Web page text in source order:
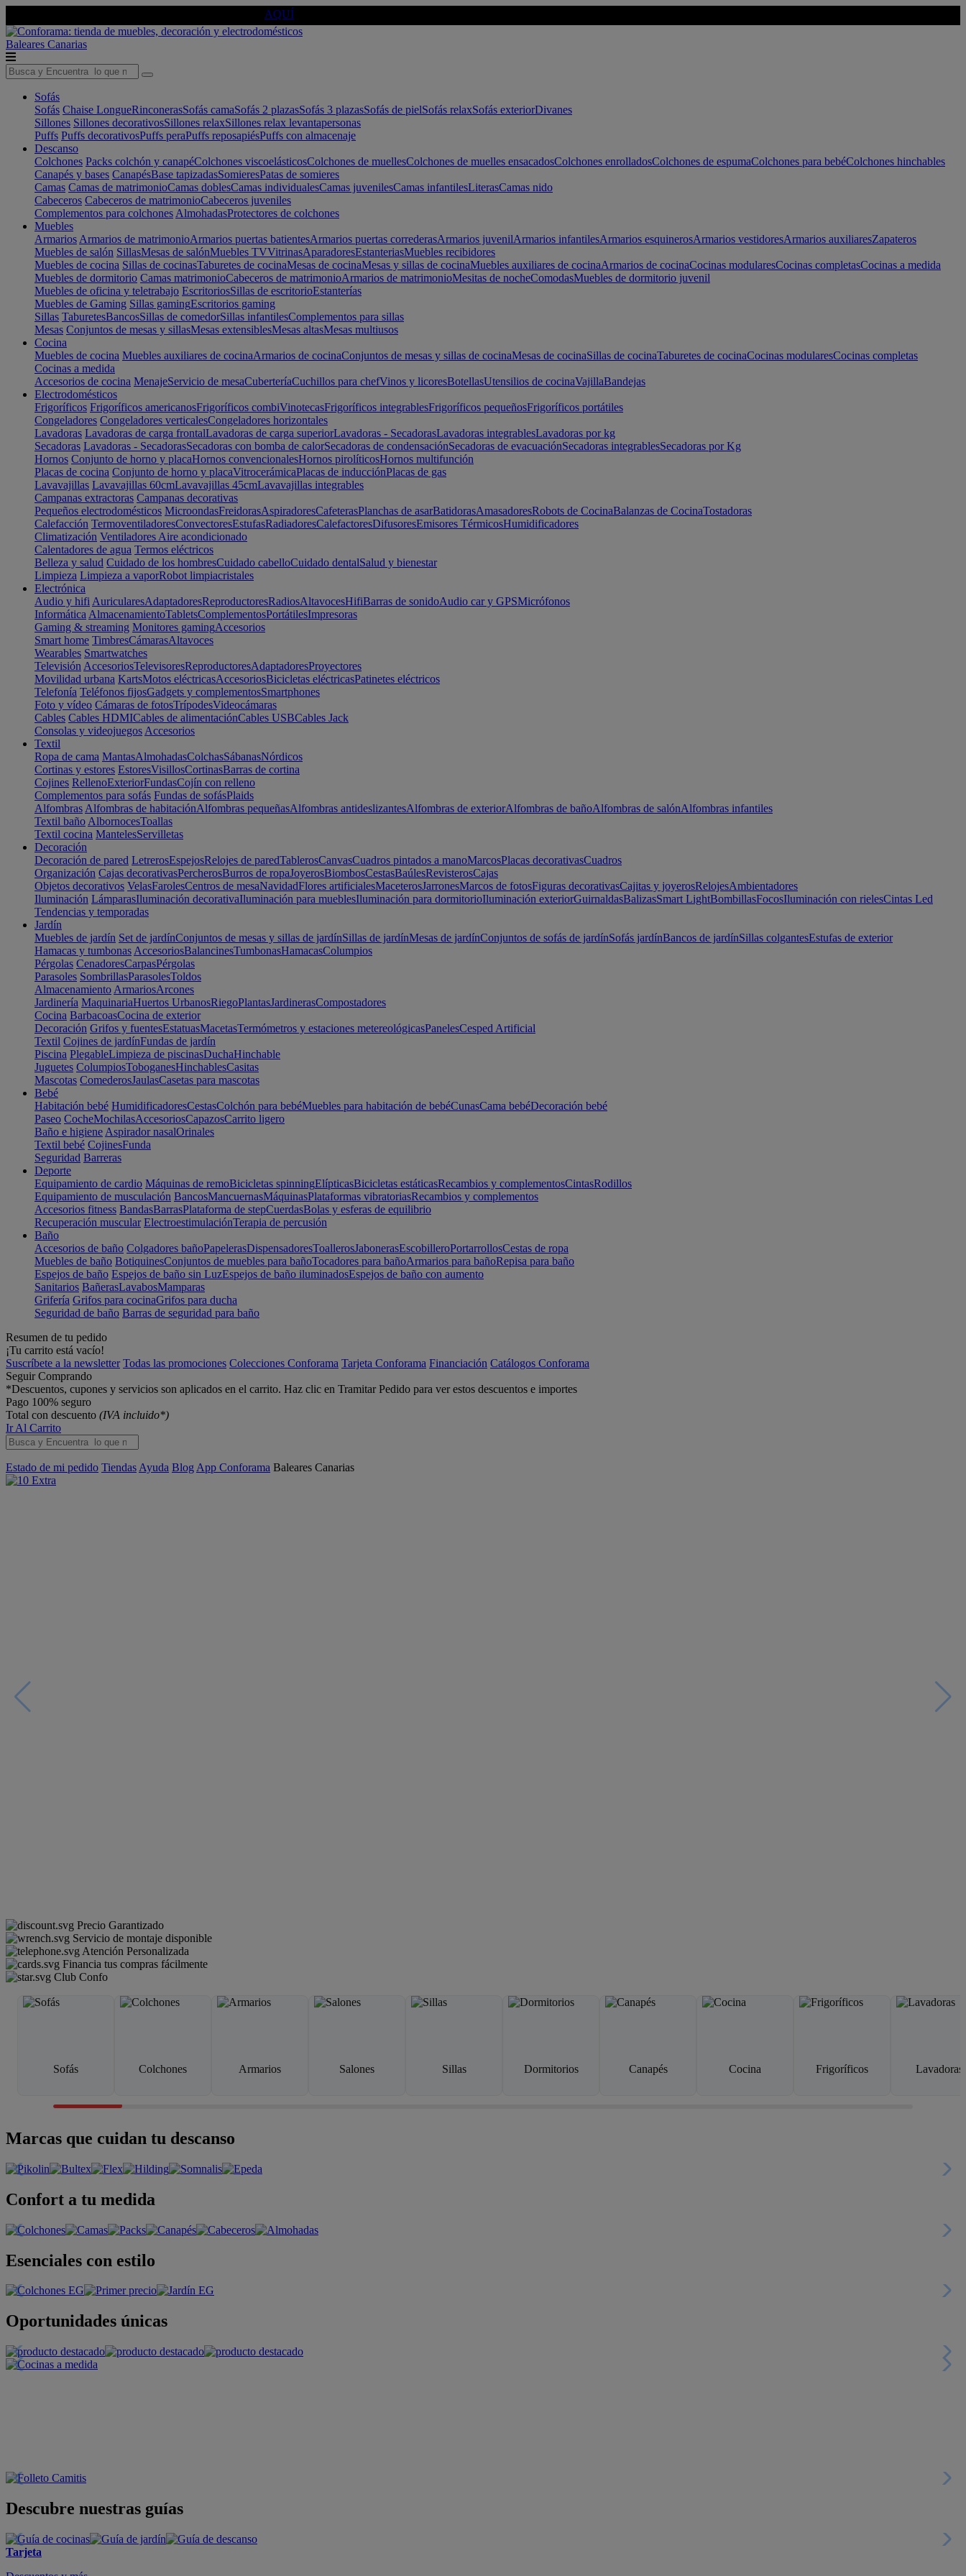
AQUÍ
Baleares Canarias
Sofás
Sofás Chaise LongueRinconerasSofás camaSofás 2 plazasSofás 3 plazasSofás de pielSofás relaxSofás exteriorDivanes
Sillones Sillones decorativosSillones relaxSillones relax levantapersonas
Puffs Puffs decorativosPuffs peraPuffs reposapiésPuffs con almacenaje
Descanso
Colchones Packs colchón y canapéColchones viscoelásticosColchones de muellesColchones de muelles ensacadosColchones enrolladosColchones de espumaColchones para bebéColchones hinchables
Canapés y bases CanapésBase tapizadasSomieresPatas de somieres
Camas Camas de matrimonioCamas doblesCamas individualesCamas juvenilesCamas infantilesLiterasCamas nido
Cabeceros Cabeceros de matrimonioCabeceros juveniles
Complementos para colchones AlmohadasProtectores de colchones
Muebles
Armarios Armarios de matrimonioArmarios puertas batientesArmarios puertas correderasArmarios juvenilArmarios infantilesArmarios esquinerosArmarios vestidoresArmarios auxiliaresZapateros
Muebles de salón SillasMesas de salónMuebles TVVitrinasAparadoresEstanteriasMuebles recibidores
Muebles de cocina Sillas de cocinasTaburetes de cocinaMesas de cocinaMesas y sillas de cocinaMuebles auxiliares de cocinaArmarios de cocinaCocinas modularesCocinas completasCocinas a medida
Muebles de dormitorio Camas matrimonioCabeceros de matrimonioArmarios de matrimonioMesitas de nocheComodasMuebles de dormitorio juvenil
Muebles de oficina y teletrabajo EscritoriosSillas de escritorioEstanterías
Muebles de Gaming Sillas gamingEscritorios gaming
Sillas TaburetesBancosSillas de comedorSillas infantilesComplementos para sillas
Mesas Conjuntos de mesas y sillasMesas extensiblesMesas altasMesas multiusos
Cocina
Muebles de cocina Muebles auxiliares de cocinaArmarios de cocinaConjuntos de mesas y sillas de cocinaMesas de cocinaSillas de cocinaTaburetes de cocinaCocinas modularesCocinas completas
Cocinas a medida
Accesorios de cocina MenajeServicio de mesaCuberteríaCuchillos para chefVinos y licoresBotellasUtensilios de cocinaVajillaBandejas
Electrodomésticos
Frigoríficos Frigoríficos americanosFrigoríficos combiVinotecasFrigoríficos integrablesFrigoríficos pequeñosFrigoríficos portátiles
Congeladores Congeladores verticalesCongeladores horizontales
Lavadoras Lavadoras de carga frontalLavadoras de carga superiorLavadoras - SecadorasLavadoras integrablesLavadoras por kg
Secadoras Lavadoras - SecadorasSecadoras con bomba de calorSecadoras de condensaciónSecadoras de evacuaciónSecadoras integrablesSecadoras por Kg
Hornos Conjunto de horno y placaHornos convencionalesHornos pirolíticosHornos multifunción
Placas de cocina Conjunto de horno y placaVitrocerámicaPlacas de inducciónPlacas de gas
Lavavajillas Lavavajillas 60cmLavavajillas 45cmLavavajillas integrables
Campanas extractoras Campanas decorativas
Pequeños electrodomésticos MicroondasFreidorasAspiradoresCafeterasPlanchas de asarBatidorasAmasadoresRobots de CocinaBalanzas de CocinaTostadoras
Calefacción TermoventiladoresConvectoresEstufasRadiadoresCalefactoresDifusoresEmisores TérmicosHumidificadores
Climatización Ventiladores Aire acondicionado
Calentadores de agua Termos eléctricos
Belleza y salud Cuidado de los hombresCuidado cabelloCuidado dentalSalud y bienestar
Limpieza Limpieza a vaporRobot limpiacristales
Electrónica
Audio y hifi AuricularesAdaptadoresReproductoresRadiosAltavocesHifiBarras de sonidoAudio car y GPSMicrófonos
Informática AlmacenamientoTabletsComplementosPortátilesImpresoras
Gaming & streaming Monitores gamingAccesorios
Smart home TimbresCámarasAltavoces
Wearables Smartwatches
Televisión AccesoriosTelevisoresReproductoresAdaptadoresProyectores
Movilidad urbana KartsMotos eléctricasAccesoriosBicicletas eléctricasPatinetes eléctricos
Telefonía Teléfonos fijosGadgets y complementosSmartphones
Foto y vídeo Cámaras de fotosTrípodesVideocámaras
Cables Cables HDMICables de alimentaciónCables USBCables Jack
Consolas y videojuegos Accesorios
Textil
Ropa de cama MantasAlmohadasColchasSábanasNórdicos
Cortinas y estores EstoresVisillosCortinasBarras de cortina
Cojines RellenoExteriorFundasCojín con relleno
Complementos para sofás Fundas de sofásPlaids
Alfombras Alfombras de habitaciónAlfombras pequeñasAlfombras antideslizantesAlfombras de exteriorAlfombras de bañoAlfombras de salónAlfombras infantiles
Textil baño AlbornocesToallas
Textil cocina MantelesServilletas
Decoración
Decoración de pared LetrerosEspejosRelojes de paredTablerosCanvasCuadros pintados a manoMarcosPlacas decorativasCuadros
Organización Cajas decorativasPercherosBurros de ropaJoyerosBiombosCestasBaúlesRevisterosCajas
Objetos decorativos VelasFarolesCentros de mesaNavidadFlores artificialesMaceterosJarronesMarcos de fotosFiguras decorativasCajitas y joyerosRelojesAmbientadores
Iluminación LámparasIluminación decorativaIluminación para mueblesIluminación para dormitorioIluminación exteriorGuirnaldasBalizasSmart LightBombillasFocosIluminación con rielesCintas Led
Tendencias y temporadas
Jardín
Muebles de jardín Set de jardínConjuntos de mesas y sillas de jardínSillas de jardínMesas de jardínConjuntos de sofás de jardínSofás jardínBancos de jardínSillas colgantesEstufas de exterior
Hamacas y tumbonas AccesoriosBalancinesTumbonasHamacasColumpios
Pérgolas CenadoresCarpasPérgolas
Parasoles SombrillasParasolesToldos
Almacenamiento ArmariosArcones
Jardinería MaquinariaHuertos UrbanosRiegoPlantasJardinerasCompostadores
Cocina BarbacoasCocina de exterior
Decoración Grifos y fuentesEstatuasMacetasTermómetros y estaciones metereológicasPanelesCesped Artificial
Textil Cojines de jardínFundas de jardín
Piscina PlegableLimpieza de piscinasDuchaHinchable
Juguetes ColumpiosToboganesHinchablesCasitas
Mascotas ComederosJaulasCasetas para mascotas
Bebé
Habitación bebé HumidificadoresCestasColchón para bebéMuebles para habitación de bebéCunasCama bebéDecoración bebé
Paseo CocheMochilasAccesoriosCapazosCarrito ligero
Baño e higiene Aspirador nasalOrinales
Textil bebé CojinesFunda
Seguridad Barreras
Deporte
Equipamiento de cardio Máquinas de remoBicicletas spinningElípticasBicicletas estáticasRecambios y complementosCintasRodillos
Equipamiento de musculación BancosMancuernasMáquinasPlataformas vibratoriasRecambios y complementos
Accesorios fitness BandasBarrasPlataforma de stepCuerdasBolas y esferas de equilibrio
Recuperación muscular ElectroestimulaciónTerapia de percusión
Baño
Accesorios de baño Colgadores bañoPapelerasDispensadoresToallerosJabonerasEscobilleroPortarrollosCestas de ropa
Muebles de baño BotiquinesConjuntos de muebles para bañoTocadores para bañoArmarios para bañoRepisa para baño
Espejos de baño Espejos de baño sin LuzEspejos de baño iluminadosEspejos de baño con aumento
Sanitarios BañerasLavabosMamparas
Grifería Grifos para cocinaGrifos para ducha
Seguridad de baño Barras de seguridad para baño
Resumen de tu pedido
¡Tu carrito está vacío!
Suscríbete a la newsletter Todas las promociones Colecciones Conforama Tarjeta Conforama Financiación Catálogos Conforama
Seguir Comprando
*Descuentos, cupones y servicios son aplicados en el carrito. Haz clic en Tramitar Pedido para ver estos descuentos e importes
Pago 100% seguro
Total con descuento (IVA incluido*)
Ir Al Carrito
Estado de mi pedido Tiendas Ayuda Blog App Conforama Baleares Canarias
Precio Garantizado
Servicio de montaje disponible
Atención Personalizada
Financia tus compras fácilmente
Club Confo
Sofás Colchones Armarios Salones Sillas Dormitorios Canapés Cocina Frigoríficos Lavadoras
Marcas que cuidan tu descanso
Confort a tu medida
Esenciales con estilo
Oportunidades únicas
Descubre nuestras guías
Tarjeta